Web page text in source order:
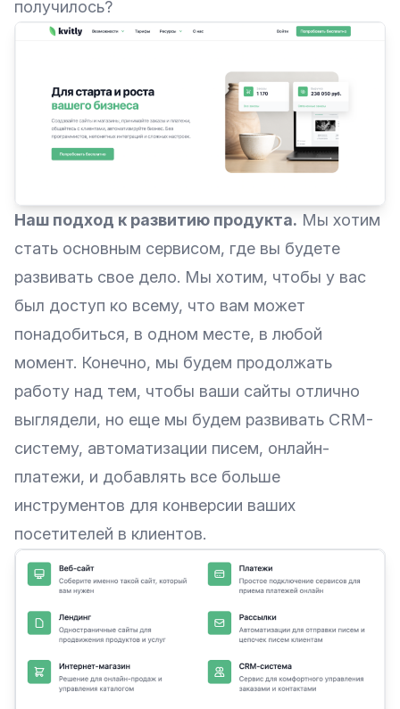
получилось?
Наш подход к развитию продукта. Мы хотим
стать основным сервисом, где вы будете
развивать свое дело. Мы хотим, чтобы у вас
был доступ ко всему, что вам может
понадобиться, в одном месте, в любой
момент. Конечно, мы будем продолжать
работу над тем, чтобы ваши сайты отлично
выглядели, но еще мы будем развивать CRM-
систему, автоматизации писем, онлайн-
платежи, и добавлять все больше
инструментов для конверсии ваших
посетителей в клиентов.